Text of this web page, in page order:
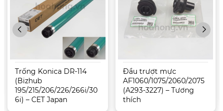
Trống Konica DR-114
(Bizhub
195/215/206/226/266i/30
6i) – CET Japan
Đầu trượt mực
AF1060/1075/2060/2075
(A293-3227) – Tương
thích